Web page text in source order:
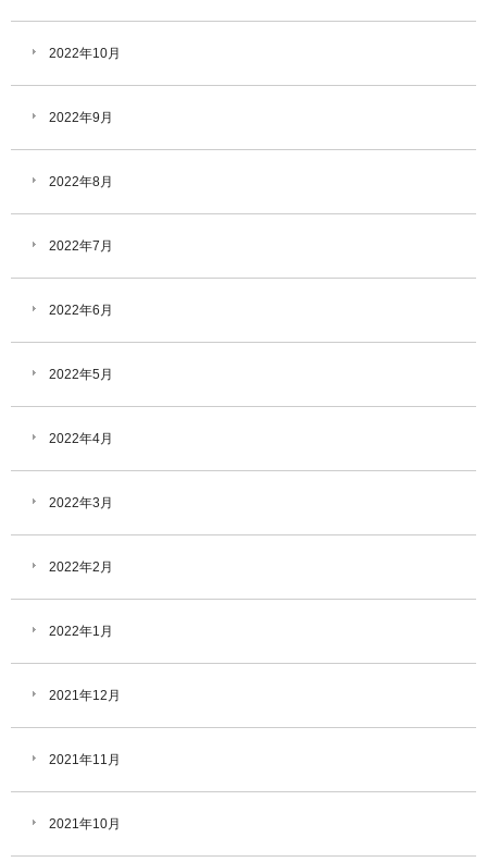
2022年10月
2022年9月
2022年8月
2022年7月
2022年6月
2022年5月
2022年4月
2022年3月
2022年2月
2022年1月
2021年12月
2021年11月
2021年10月